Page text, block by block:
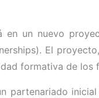
en un nuevo
El
formativa de
partenariado